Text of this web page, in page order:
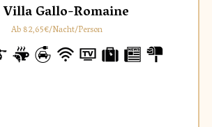
Villa Gallo-Romaine
Ab 82,65€/Nacht/Person